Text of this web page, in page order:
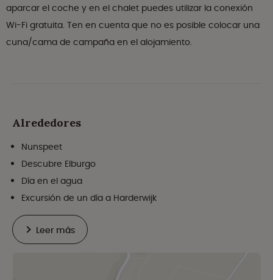
aparcar el coche y en el chalet puedes utilizar la conexión
Wi-Fi gratuita. Ten en cuenta que no es posible colocar una
cuna/cama de campaña en el alojamiento.
Alrededores
Nunspeet
Descubre Elburgo
Día en el agua
Excursión de un día a Harderwijk
Leer más